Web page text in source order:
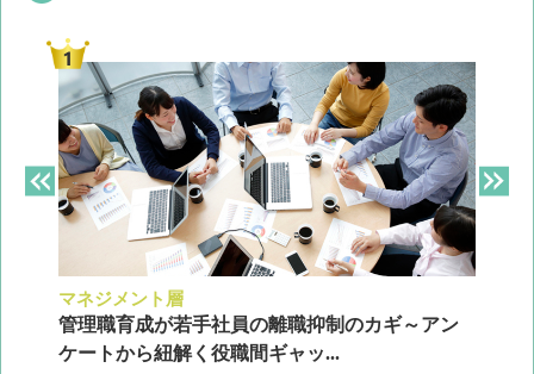
マネジメント層
管理職育成が若手社員の離職抑制のカギ～アン
ケートから紐解く役職間ギャッ...